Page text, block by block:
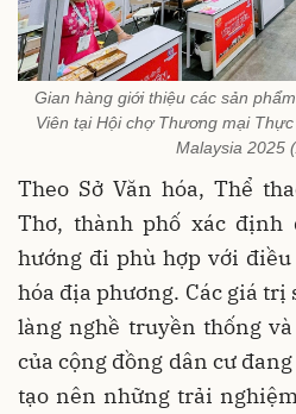
Gian hàng giới thiệu các sản
Viên tại Hội chợ Thương mại
Malaysia 2025
Theo Sở Văn hóa, Thể
Thơ, thành phố xác định
hướng đi phù hợp với
hóa địa phương. Các giá
làng nghề truyền thống
của cộng đồng dân cư
tạo nên những trải